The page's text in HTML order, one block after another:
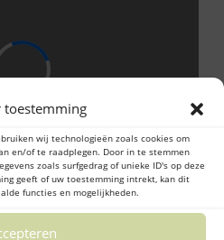
toestemming
wij technologieën zoals cookies om
en/of te raadplegen. Door in te stemmen
zoals surfgedrag of unieke ID's op deze
geeft of uw toestemming intrekt, kan dit
functies en mogelijkheden.